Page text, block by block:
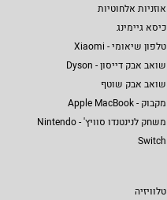
אוזניות אלחוטיות
כיסא גיימינג
טלפון שיאומי - Xiaomi
שואב אבק דייסון - Dyson
שואב אבק שוטף
מקבוק - Apple MacBook
משחק לנינטנדו סוויץ' - Nintendo
Switch
טלוויזיה